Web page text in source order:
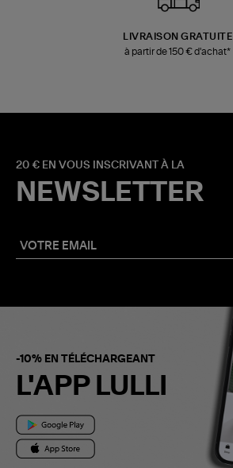
LIVRAISON GRATUITE
à partir de 150 € d'achat*
20 € EN VOUS INSCRIVANT À LA
NEWSLETTER
-10% EN TÉLÉCHARGEANT
L'APP LULLI